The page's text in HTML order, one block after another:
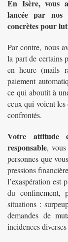
En Isère, vous
lancée par nos
concrètes pour
Par contre, nous
la part de certains
en heure (mails
paiement
ce qui aboutit à
ceux qui voient
confrontés.
Votre attitude
responsable,
personnes que
pressions
l’exaspération est
du confinement,
situations :
demandes de
incidences